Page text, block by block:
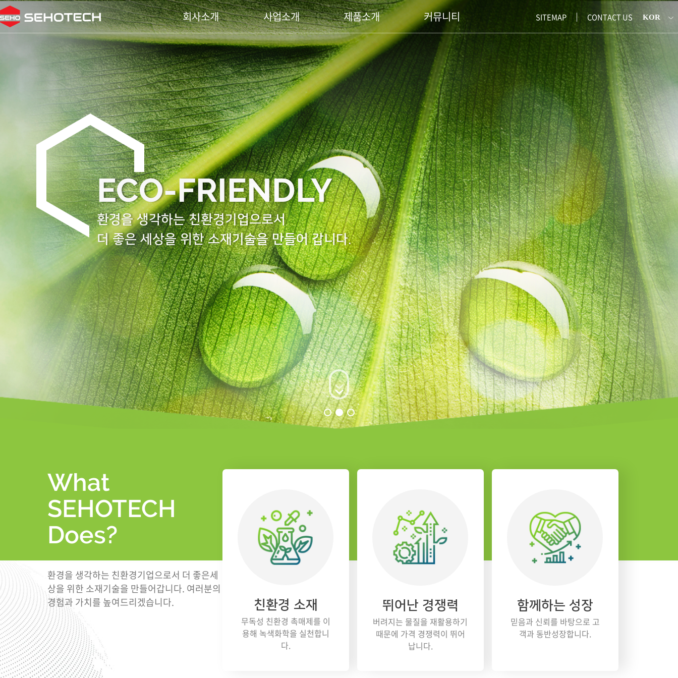
회사소개 사업소개 제품소개 커뮤니티 SITEMAP CONTACT US KOR
ENG
ECO-FRIENDLY
환경을 생각하는 친환경기업으로서
더 좋은 세상을 위한 소재기술을 만들어 갑니다.
What
SEHOTECH
Does?
환경을 생각하는 친환경기업으로서 더 좋은세
상을 위한 소재기술을 만들어갑니다. 여러분의
경험과 가치를 높여드리겠습니다.
친환경 소재
무독성 친환경 촉매제를 이
용해 녹색화학을 실천합니
다.
뛰어난 경쟁력
버려지는 물질을 재활용하기
때문에 가격 경쟁력이 뛰어
납니다.
함께하는 성장
믿음과 신뢰를 바탕으로 고
객과 동반성장합니다.